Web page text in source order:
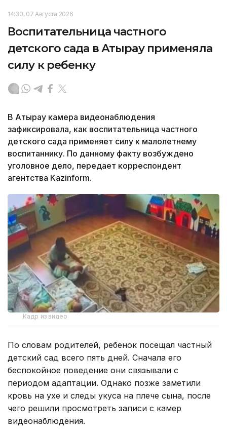
14:30, 07 Августа 2026
Воспитательница частного
детского сада в Атырау применяла
силу к ребенку
В Атырау камера видеонаблюдения
зафиксировала, как воспитательница частного
детского сада применяет силу к малолетнему
воспитаннику. По данному факту возбуждено
уголовное дело, передает корреспондент
агентства Kazinform.
Кадр из видео
По словам родителей, ребенок посещал частный
детский сад всего пять дней. Сначала его
беспокойное поведение они связывали с
периодом адаптации. Однако позже заметили
кровь на ухе и следы укуса на плече сына, после
чего решили просмотреть записи с камер
видеонаблюдения.